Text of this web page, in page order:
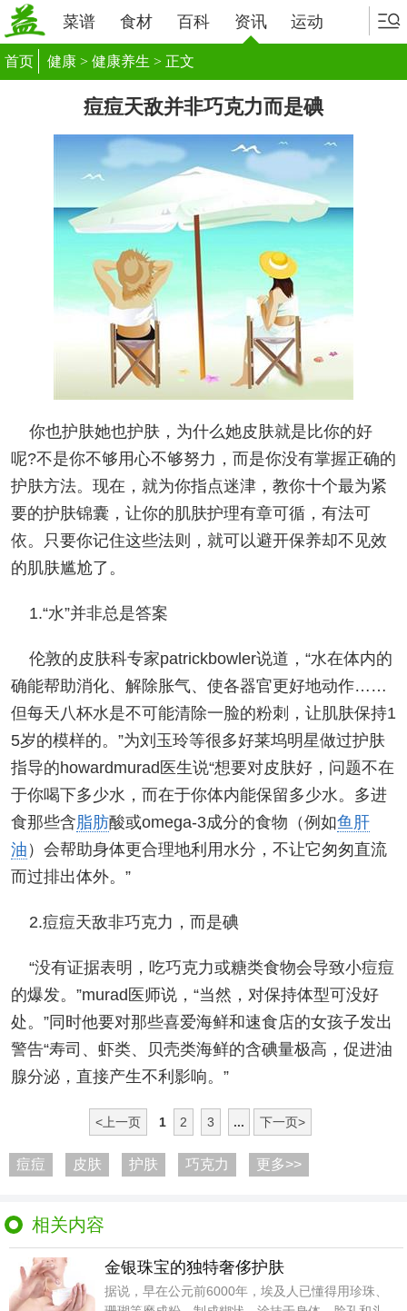
菜谱 食材 百科 资讯 运动
首页 健康 > 健康养生 > 正文
痘痘天敌并非巧克力而是碘
你也护肤她也护肤，为什么她皮肤就是比你的好
呢?不是你不够用心不够努力，而是你没有掌握正确的
护肤方法。现在，就为你指点迷津，教你十个最为紧
要的护肤锦囊，让你的肌肤护理有章可循，有法可
依。只要你记住这些法则，就可以避开保养却不见效
的肌肤尴尬了。
1.“水”并非总是答案
伦敦的皮肤科专家patrickbowler说道，“水在体内的
确能帮助消化、解除胀气、使各器官更好地动作……
但每天八杯水是不可能清除一脸的粉刺，让肌肤保持1
5岁的模样的。”为刘玉玲等很多好莱坞明星做过护肤
指导的howardmurad医生说“想要对皮肤好，问题不在
于你喝下多少水，而在于你体内能保留多少水。多进
食那些含脂肪酸或omega-3成分的食物（例如鱼肝
油 ）会帮助身体更合理地利用水分，不让它匆匆直流
而过排出体外。”
2.痘痘天敌非巧克力，而是碘
“没有证据表明，吃巧克力或糖类食物会导致小痘痘
的爆发。”murad医师说，“当然，对保持体型可没好
处。”同时他要对那些喜爱海鲜和速食店的女孩子发出
警告“寿司、虾类、贝壳类海鲜的含碘量极高，促进油
腺分泌，直接产生不利影响。”
<上一页 1 2 3 ... 下一页>
痘痘 皮肤 护肤 巧克力 更多>>
相关内容
金银珠宝的独特奢侈护肤
据说，早在公元前6000年，埃及人已懂得用珍珠、